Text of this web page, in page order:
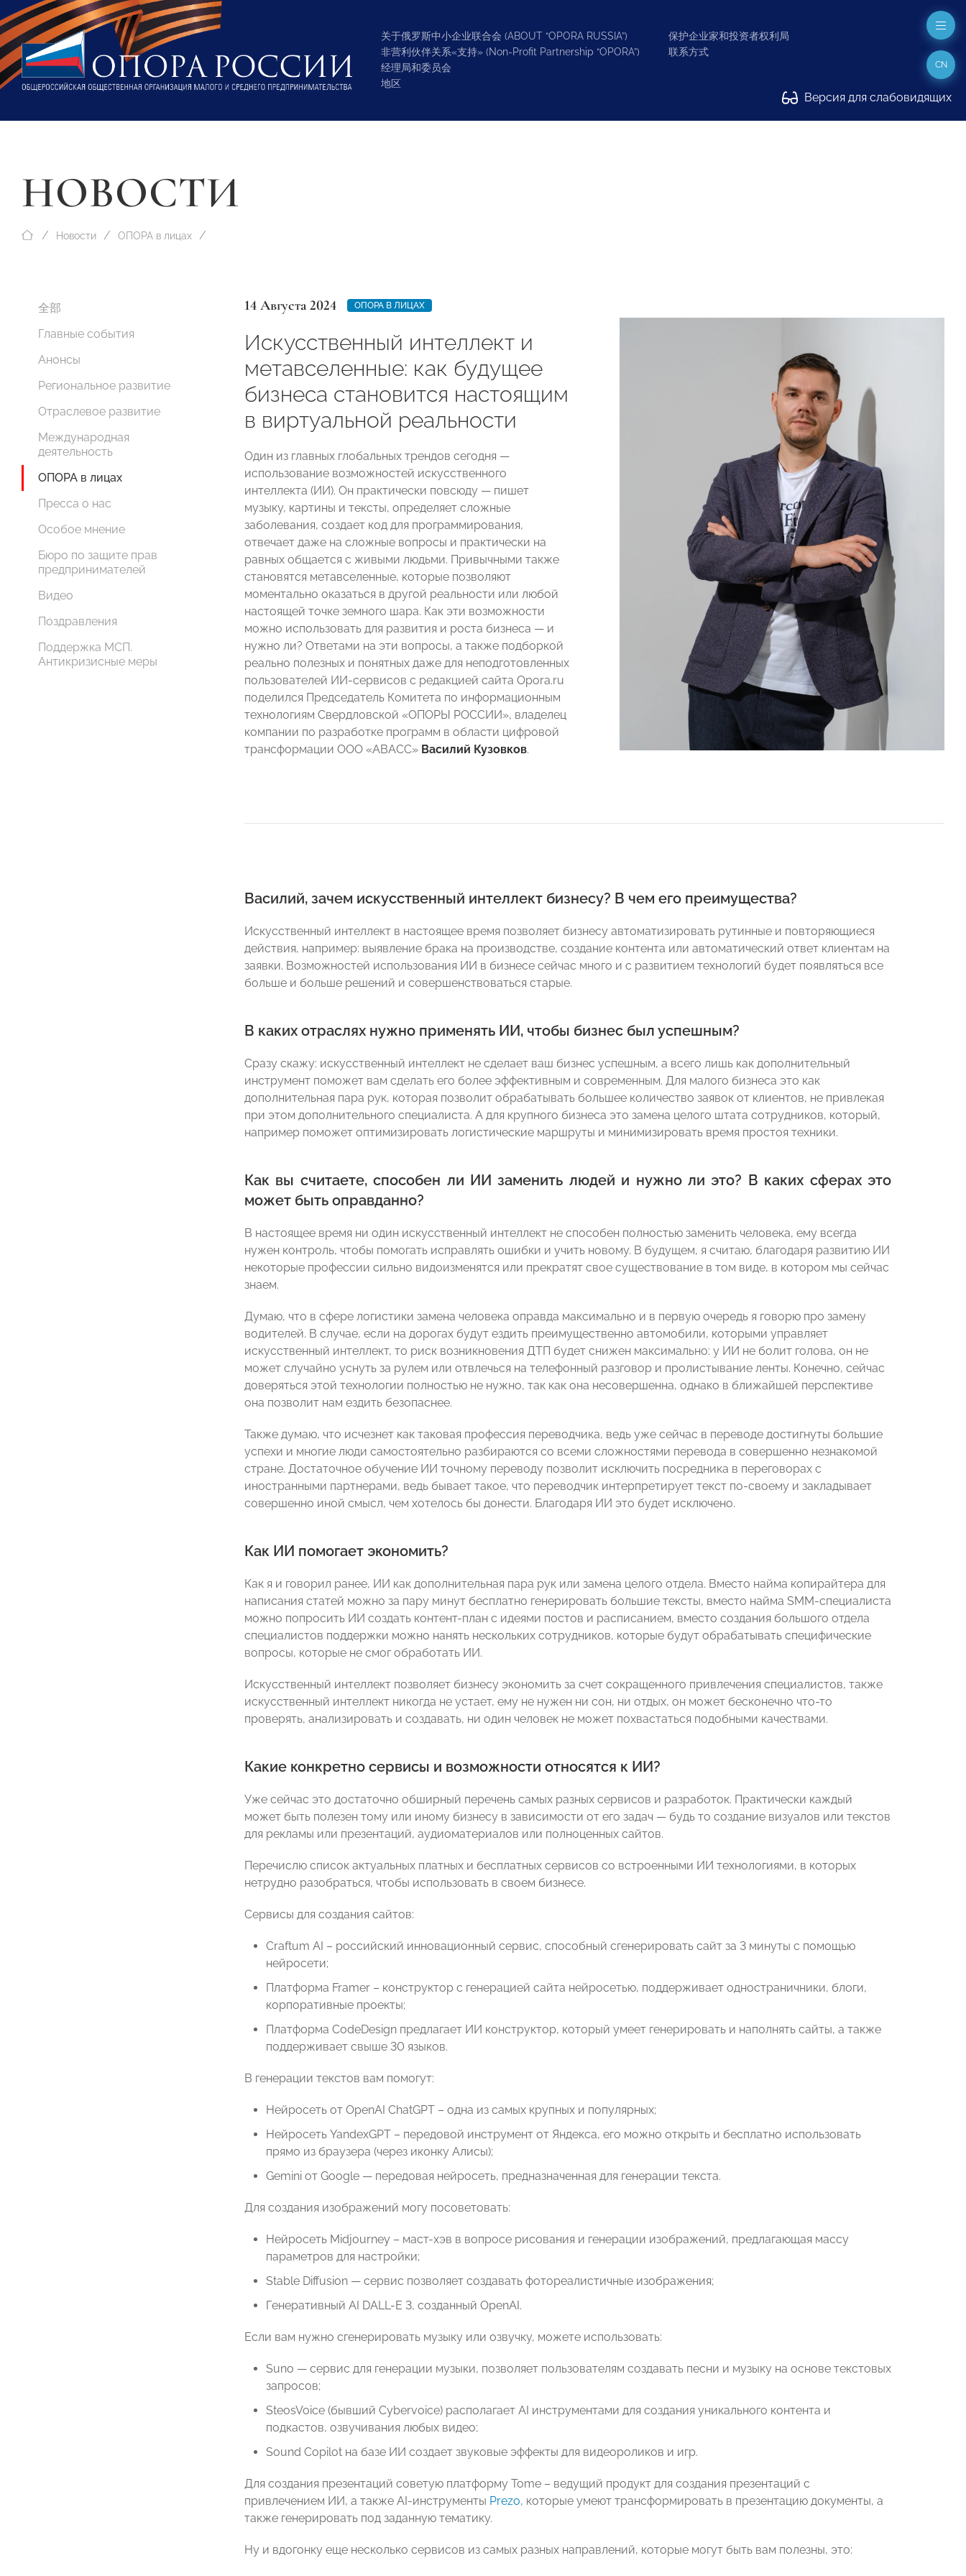
关于俄罗斯中小企业联合会 (ABOUT “OPORA RUSSIA”)
非营利伙伴关系«支持» (Non-Profit Partnership “OPORA”)
经理局和委员会
地区
保护企业家和投资者权利局
联系方式
Версия для слабовидящих
CN
НОВОСТИ
Новости ОПОРА в лицах
全部
Главные события
Анонсы
Региональное развитие
Отраслевое развитие
Международная
деятельность
ОПОРА в лицах
Пресса о нас
Особое мнение
Бюро по защите прав
предпринимателей
Видео
Поздравления
Поддержка МСП.
Антикризисные меры
14 Августа 2024 ОПОРА В ЛИЦАХ
Искусственный интеллект и
метавселенные: как будущее
бизнеса становится настоящим
в виртуальной реальности
Один из главных глобальных трендов сегодня —
использование возможностей искусственного
интеллекта (ИИ). Он практически повсюду — пишет
музыку, картины и тексты, определяет сложные
заболевания, создает код для программирования,
отвечает даже на сложные вопросы и практически на
равных общается с живыми людьми. Привычными также
становятся метавселенные, которые позволяют
моментально оказаться в другой реальности или любой
настоящей точке земного шара. Как эти возможности
можно использовать для развития и роста бизнеса — и
нужно ли? Ответами на эти вопросы, а также подборкой
реально полезных и понятных даже для неподготовленных
пользователей ИИ-сервисов с редакцией сайта Opora.ru
поделился Председатель Комитета по информационным
технологиям Свердловской «ОПОРЫ РОССИИ», владелец
компании по разработке программ в области цифровой
трансформации ООО «АВАСС» Василий Кузовков.
Василий, зачем искусственный интеллект бизнесу? В чем его преимущества?
Искусственный интеллект в настоящее время позволяет бизнесу автоматизировать рутинные и повторяющиеся
действия, например: выявление брака на производстве, создание контента или автоматический ответ клиентам на
заявки. Возможностей использования ИИ в бизнесе сейчас много и с развитием технологий будет появляться все
больше и больше решений и совершенствоваться старые.
В каких отраслях нужно применять ИИ, чтобы бизнес был успешным?
Сразу скажу: искусственный интеллект не сделает ваш бизнес успешным, а всего лишь как дополнительный
инструмент поможет вам сделать его более эффективным и современным. Для малого бизнеса это как
дополнительная пара рук, которая позволит обрабатывать большее количество заявок от клиентов, не привлекая
при этом дополнительного специалиста. А для крупного бизнеса это замена целого штата сотрудников, который,
например поможет оптимизировать логистические маршруты и минимизировать время простоя техники.
Как вы считаете, способен ли ИИ заменить людей и нужно ли это? В каких сферах это
может быть оправданно?
В настоящее время ни один искусственный интеллект не способен полностью заменить человека, ему всегда
нужен контроль, чтобы помогать исправлять ошибки и учить новому. В будущем, я считаю, благодаря развитию ИИ
некоторые профессии сильно видоизменятся или прекратят свое существование в том виде, в котором мы сейчас
знаем.
Думаю, что в сфере логистики замена человека оправда максимально и в первую очередь я говорю про замену
водителей. В случае, если на дорогах будут ездить преимущественно автомобили, которыми управляет
искусственный интеллект, то риск возникновения ДТП будет снижен максимально: у ИИ не болит голова, он не
может случайно уснуть за рулем или отвлечься на телефонный разговор и пролистывание ленты. Конечно, сейчас
доверяться этой технологии полностью не нужно, так как она несовершенна, однако в ближайшей перспективе
она позволит нам ездить безопаснее.
Также думаю, что исчезнет как таковая профессия переводчика, ведь уже сейчас в переводе достигнуты большие
успехи и многие люди самостоятельно разбираются со всеми сложностями перевода в совершенно незнакомой
стране. Достаточное обучение ИИ точному переводу позволит исключить посредника в переговорах с
иностранными партнерами, ведь бывает такое, что переводчик интерпретирует текст по-своему и закладывает
совершенно иной смысл, чем хотелось бы донести. Благодаря ИИ это будет исключено.
Как ИИ помогает экономить?
Как я и говорил ранее, ИИ как дополнительная пара рук или замена целого отдела. Вместо найма копирайтера для
написания статей можно за пару минут бесплатно генерировать большие тексты, вместо найма SMM-специалиста
можно попросить ИИ создать контент-план с идеями постов и расписанием, вместо создания большого отдела
специалистов поддержки можно нанять нескольких сотрудников, которые будут обрабатывать специфические
вопросы, которые не смог обработать ИИ.
Искусственный интеллект позволяет бизнесу экономить за счет сокращенного привлечения специалистов, также
искусственный интеллект никогда не устает, ему не нужен ни сон, ни отдых, он может бесконечно что-то
проверять, анализировать и создавать, ни один человек не может похвастаться подобными качествами.
Какие конкретно сервисы и возможности относятся к ИИ?
Уже сейчас это достаточно обширный перечень самых разных сервисов и разработок. Практически каждый
может быть полезен тому или иному бизнесу в зависимости от его задач — будь то создание визуалов или текстов
для рекламы или презентаций, аудиоматериалов или полноценных сайтов.
Перечислю список актуальных платных и бесплатных сервисов со встроенными ИИ технологиями, в которых
нетрудно разобраться, чтобы использовать в своем бизнесе.
Сервисы для создания сайтов:
Craftum AI – российский инновационный сервис, способный сгенерировать сайт за 3 минуты с помощью
нейросети;
Платформа Framer – конструктор с генерацией сайта нейросетью, поддерживает одностраничники, блоги,
корпоративные проекты;
Платформа CodeDesign предлагает ИИ конструктор, который умеет генерировать и наполнять сайты, а также
поддерживает свыше 30 языков.
В генерации текстов вам помогут:
Нейросеть от OpenAI ChatGPT – одна из самых крупных и популярных;
Нейросеть YandexGPT – передовой инструмент от Яндекса, его можно открыть и бесплатно использовать
прямо из браузера (через иконку Алисы);
Gemini от Google — передовая нейросеть, предназначенная для генерации текста.
Для создания изображений могу посоветовать:
Нейросеть Midjourney – маст-хэв в вопросе рисования и генерации изображений, предлагающая массу
параметров для настройки;
Stable Diffusion — сервис позволяет создавать фотореалистичные изображения;
Генеративный AI DALL-E 3, созданный OpenAI.
Если вам нужно сгенерировать музыку или озвучку, можете использовать:
Suno — сервис для генерации музыки, позволяет пользователям создавать песни и музыку на основе текстовых
запросов;
SteosVoice (бывший Cybervoice) располагает AI инструментами для создания уникального контента и
подкастов, озвучивания любых видео;
Sound Copilot на базе ИИ создает звуковые эффекты для видеороликов и игр.
Для создания презентаций советую платформу Tome – ведущий продукт для создания презентаций с
привлечением ИИ, а также AI-инструменты Prezo, которые умеют трансформировать в презентацию документы, а
также генерировать под заданную тематику.
Ну и вдогонку еще несколько сервисов из самых разных направлений, которые могут быть вам полезны, это: